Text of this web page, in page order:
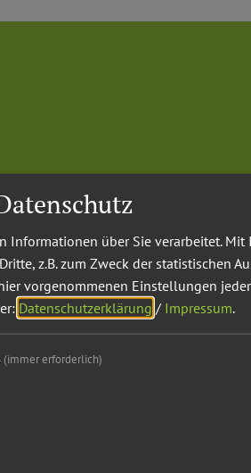
Informationen über Sie verarbeitet. Mit
z.B. zum Zweck der statistischen
vorgenommenen Einstellungen
Datenschutzerklärung / Impressum.
(immer erforderlich)